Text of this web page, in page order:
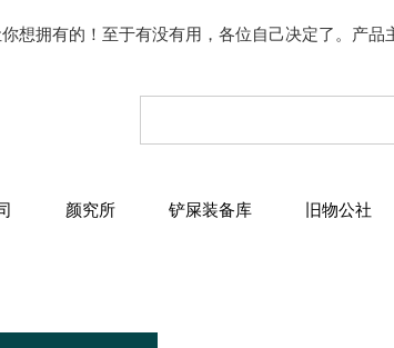
想拥有的！至于有没有用，各位自己决定了。产品
颜究所 铲屎装备库 旧物公社